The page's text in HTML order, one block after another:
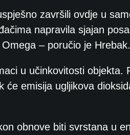
završili ovdje u
napravila sjajan
– poručio je Hrebak.
u učinkovitosti objekta.
emisija ugljikova
obnove biti svrstana u